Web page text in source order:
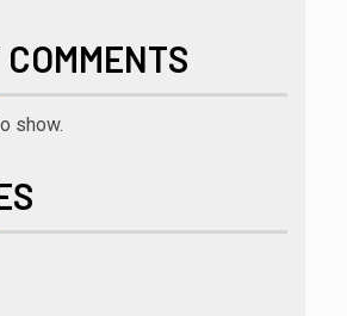
show.